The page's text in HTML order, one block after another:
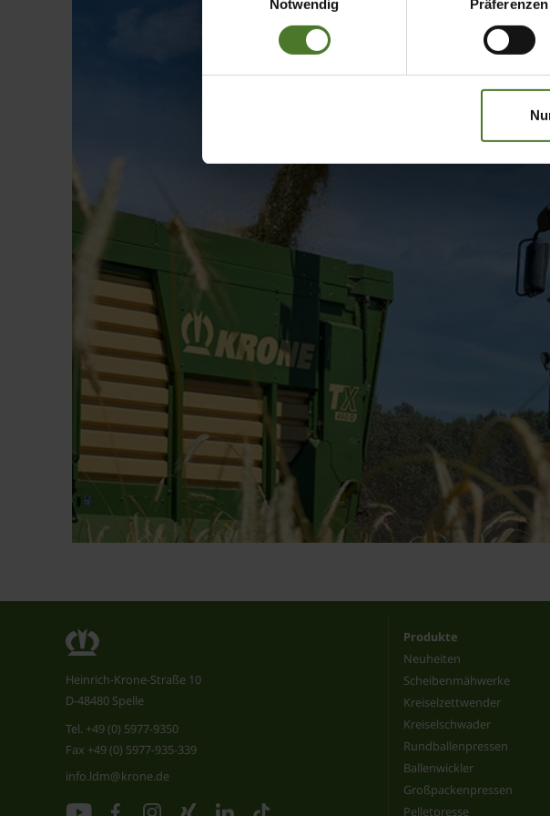
Impressum
Notwendig
Präferenzen
Heinrich-Krone-Straße 10
D-48480 Spelle
Tel. +49 (0) 5977-9350
Fax +49 (0) 5977-935-339
info.ldm@krone.de
Produkte
Neuheiten
Scheibenmähwerke
Kreiselzettwender
Kreiselschwader
Rundballenpressen
Ballenwickler
Großpackenpressen
Pelletpresse